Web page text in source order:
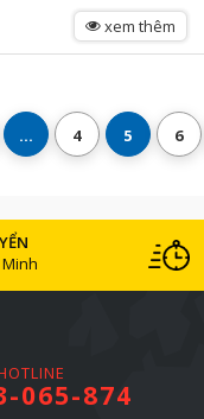
xem thêm
... 4 5 6
065-874